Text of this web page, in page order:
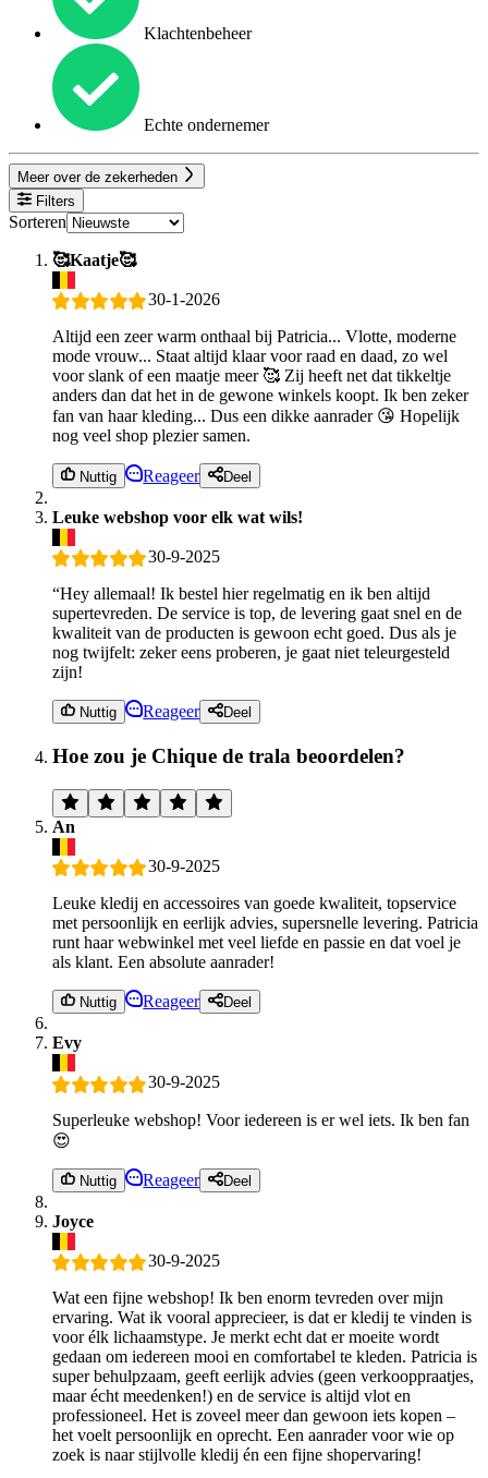
Klachtenbeheer
Echte ondernemer
Meer over de zekerheden
Filters
Sorteren
🥰Kaatje🥰
30-1-2026
Altijd een zeer warm onthaal bij Patricia... Vlotte, moderne
mode vrouw... Staat altijd klaar voor raad en daad, zo wel
voor slank of een maatje meer 🥰 Zij heeft net dat tikkeltje
anders dan dat het in de gewone winkels koopt. Ik ben zeker
fan van haar kleding... Dus een dikke aanrader 😘 Hopelijk
nog veel shop plezier samen.
Nuttig Reageer Deel
Leuke webshop voor elk wat wils!
30-9-2025
“Hey allemaal! Ik bestel hier regelmatig en ik ben altijd
supertevreden. De service is top, de levering gaat snel en de
kwaliteit van de producten is gewoon echt goed. Dus als je
nog twijfelt: zeker eens proberen, je gaat niet teleurgesteld
zijn!
Nuttig Reageer Deel
Hoe zou je Chique de trala beoordelen?
An
30-9-2025
Leuke kledij en accessoires van goede kwaliteit, topservice
met persoonlijk en eerlijk advies, supersnelle levering. Patricia
runt haar webwinkel met veel liefde en passie en dat voel je
als klant. Een absolute aanrader!
Nuttig Reageer Deel
Evy
30-9-2025
Superleuke webshop! Voor iedereen is er wel iets. Ik ben fan
😍
Nuttig Reageer Deel
Joyce
30-9-2025
Wat een fijne webshop! Ik ben enorm tevreden over mijn
ervaring. Wat ik vooral apprecieer, is dat er kledij te vinden is
voor élk lichaamstype. Je merkt echt dat er moeite wordt
gedaan om iedereen mooi en comfortabel te kleden. Patricia is
super behulpzaam, geeft eerlijk advies (geen verkooppraatjes,
maar écht meedenken!) en de service is altijd vlot en
professioneel. Het is zoveel meer dan gewoon iets kopen –
het voelt persoonlijk en oprecht. Een aanrader voor wie op
zoek is naar stijlvolle kledij én een fijne shopervaring!